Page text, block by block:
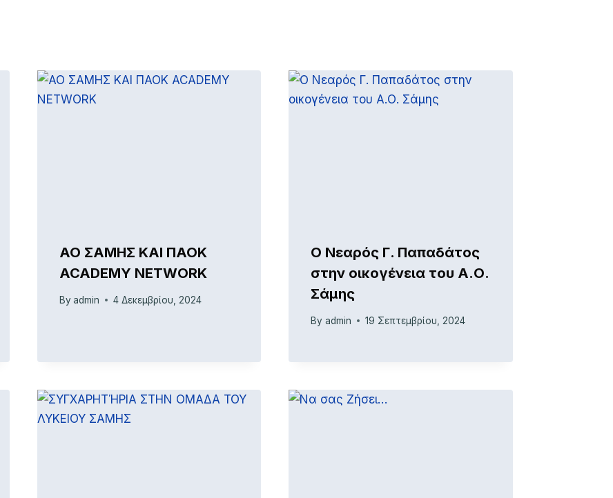
ΑΟ ΣΑΜΗΣ ΚΑΙ ΠΑΟΚ
ACADEMY NETWORK
By admin 4 Δεκεμβρίου, 2024
Ο Νεαρός Γ. Παπαδάτος
στην οικογένεια του Α.Ο.
Σάμης
By admin 19 Σεπτεμβρίου, 2024